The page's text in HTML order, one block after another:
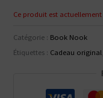
Ce produit est
Catégorie : Book Nook
Étiquettes : Cadeau original,